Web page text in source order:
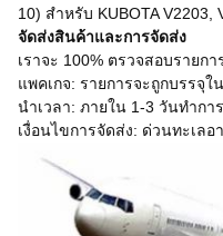
10) สำหรับ KUBOTA V2203,
จัดส่งสินค้าและการจัดส่ง
เราจะ 100% ตรวจสอบรายก
แพคเกจ: รายการจะถูกบรรจุ
นำเวลา: ภายใน 1-3 วันทำกา
เงื่อนไขการจัดส่ง: ด่วนทะเลอ